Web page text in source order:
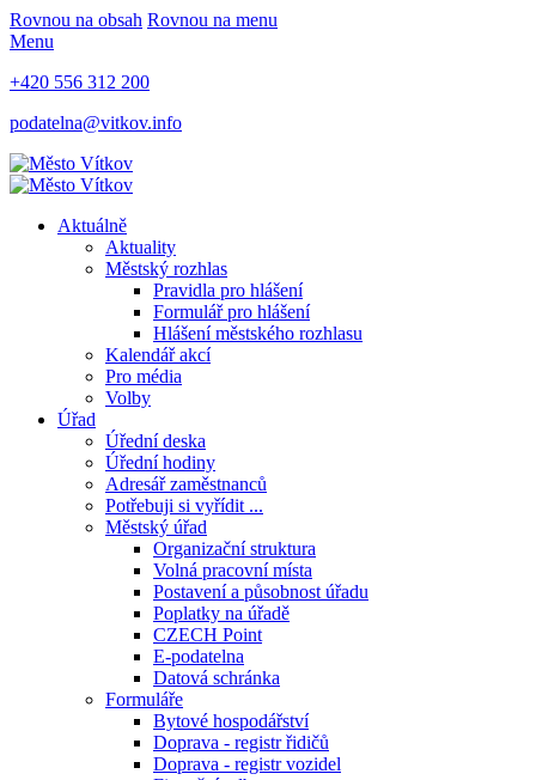
Rovnou na obsah Rovnou na menu
Menu
+420 556 312 200
podatelna@vitkov.info
Aktuálně
Aktuality
Městský rozhlas
Pravidla pro hlášení
Formulář pro hlášení
Hlášení městského rozhlasu
Kalendář akcí
Pro média
Volby
Úřad
Úřední deska
Úřední hodiny
Adresář zaměstnanců
Potřebuji si vyřídit ...
Městský úřad
Organizační struktura
Volná pracovní místa
Postavení a působnost úřadu
Poplatky na úřadě
CZECH Point
E-podatelna
Datová schránka
Formuláře
Bytové hospodářství
Doprava - registr řidičů
Doprava - registr vozidel